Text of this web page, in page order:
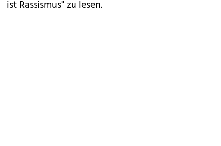
ist Rassismus" zu lesen.